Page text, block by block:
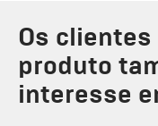
Os
produto
interesse